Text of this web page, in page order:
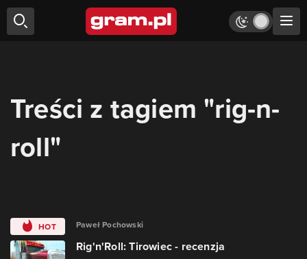
Treści z tagiem "rig-n-
roll"
HOT Paweł Pochowski
Rig'n'Roll: Tirowiec - recenzja